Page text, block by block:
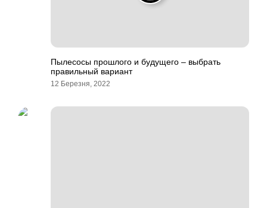
Пылесосы прошлого и будущего – выбрать
правильный вариант
12 Березня, 2022